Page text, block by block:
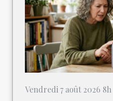
Vendredi 7 août 2026 8h